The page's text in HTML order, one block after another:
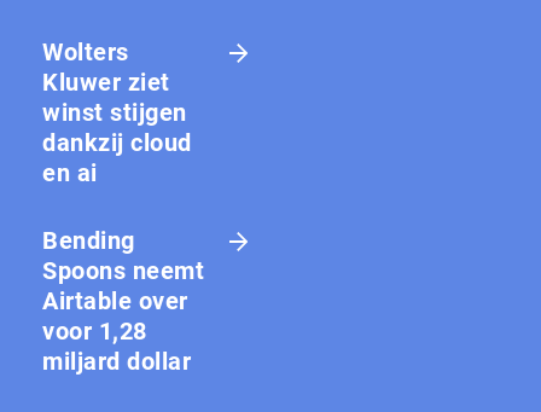
Wolters
Kluwer ziet
winst stijgen
dankzij cloud
en ai
Bending
Spoons neemt
Airtable over
voor 1,28
miljard dollar